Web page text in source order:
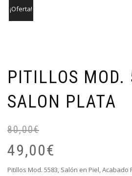
¡Oferta!
PITILLOS MOD.
SALON PLATA
80,00€
49,00€
Pitillos Mod. 5583, Salón en Piel,